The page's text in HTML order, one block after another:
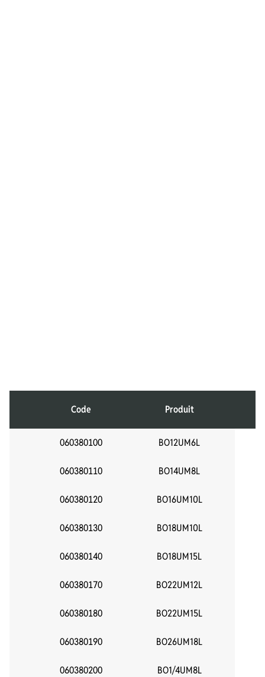
Code Produit
060380100 BO12UM6L
060380110 BO14UM8L
060380120 BO16UM10L
060380130 BO18UM10L
060380140 BO18UM15L
060380170 BO22UM12L
060380180 BO22UM15L
060380190 BO26UM18L
060380200 BO1/4UM8L